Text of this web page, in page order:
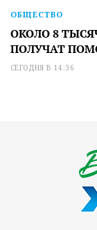
ОБЩЕСТВО
ОКОЛО 8
ПОЛУЧАТ
СЕГОДНЯ В 14:36